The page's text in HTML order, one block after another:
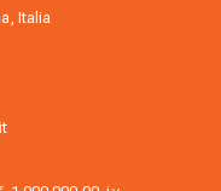
Italia